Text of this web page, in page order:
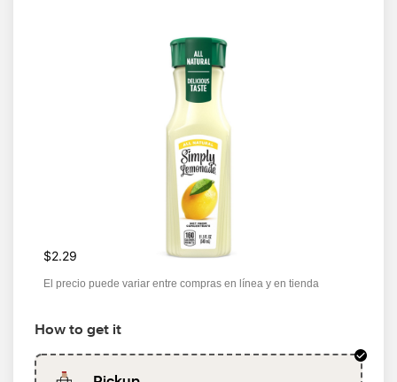
$2.29
El precio puede variar entre compras en línea y en tienda
How to get it